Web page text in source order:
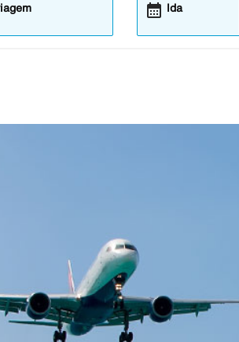
Ida
calendar_month